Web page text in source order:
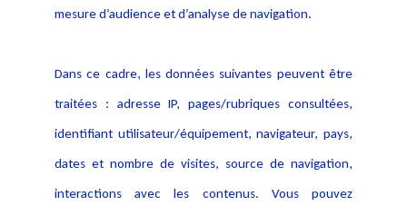
donnéesmesure d’audience et d’analyse de navigation.
Dans ce cadre, les données suivantes peuvent être
traitées : adresse IP, pages/rubriques consultées,
identifiant utilisateur/équipement, navigateur, pays,
dates et nombre de visites, source de navigation,
interactions avec les contenus. Vous pouvez